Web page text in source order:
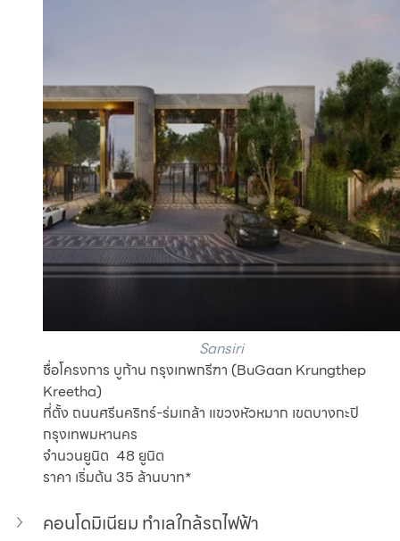
Sansiri
ชื่อโครงการ บูก้าน กรุงเทพกรีฑา (BuGaan Krungthep
Kreetha)
ที่ตั้ง ถนนศรีนคริทร์-ร่มเกล้า แขวงหัวหมาก เขตบางกะปิ
กรุงเทพมหานคร
จำนวนยูนิต  48 ยูนิต
ราคา เริ่มต้น 35 ล้านบาท*
คอนโดมิเนียม ทำเลใกล้รถไฟฟ้า